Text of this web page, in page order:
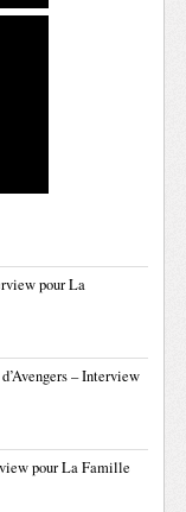
pour La
– Interview
pour La Famille